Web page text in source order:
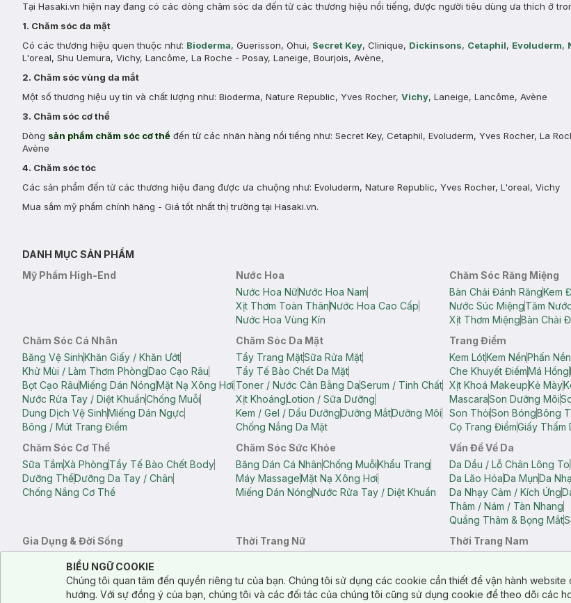
Tại Hasaki.vn hiện nay đang có các dòng chăm sóc da đến từ các thương hiệu nổi tiếng, được người tiêu dùng ưa thích ở
1. Chăm sóc da mặt
Có các thương hiệu quen thuộc như: Bioderma, Guerisson, Ohui, Secret Key, Clinique, Dickinsons, Cetaphil, Evoluderm,
L'oreal, Shu Uemura, Vichy, Lancôme, La Roche - Posay, Laneige, Bourjois, Avène,
2. Chăm sóc vùng da mắt
Một số thương hiệu uy tín và chất lượng như: Bioderma, Nature Republic, Yves Rocher, Vichy, Laneige, Lancôme, Avène
3. Chăm sóc cơ thể
Dòng sản phẩm chăm sóc cơ thể đến từ các nhãn hàng nổi tiếng như: Secret Key, Cetaphil, Evoluderm, Yves Rocher, La
Avène
4. Chăm sóc tóc
Các sản phẩm đến từ các thương hiệu đang được ưa chuộng như: Evoluderm, Nature Republic, Yves Rocher, L'oreal, Vichy
Mua sắm mỹ phẩm chính hãng - Giá tốt nhất thị trường tại Hasaki.vn.
DANH MỤC SẢN PHẨM
Mỹ Phẩm High-End
Nước Hoa
Nước Hoa NữNước Hoa Nam
Xịt Thơm Toàn ThânNước Hoa Cao Cấp
Nước Hoa Vùng Kín
Chăm Sóc Răng Miệng
Bàn Chải Đánh RăngKem
Nước Súc MiệngTăm
Xịt Thơm MiệngBàn Chải
Chăm Sóc Cá Nhân
Băng Vệ SinhKhăn Giấy / Khăn Ướt
Khử Mùi / Làm Thơm PhòngDao Cạo Râu
Bọt Cạo RâuMiếng Dán NóngMặt Nạ Xông Hơi
Nước Rửa Tay / Diệt KhuẩnChống Muỗi
Dung Dịch Vệ SinhMiếng Dán Ngực
Bông / Mút Trang Điểm
Chăm Sóc Da Mặt
Tẩy Trang MặtSữa Rửa Mặt
Tẩy Tế Bào Chết Da Mặt
Toner / Nước Cân Bằng DaSerum / Tinh Chất
Xịt KhoángLotion / Sữa Dưỡng
Kem / Gel / Dầu DưỡngDưỡng MắtDưỡng Môi
Chống Nắng Da Mặt
Trang Điểm
Kem LótKem NềnPhấn Nền
Che Khuyết ĐiểmMá Hồng
Xịt Khoá MakeupKẻ Mày
MascaraSon Dưỡng Môi
Son ThỏiSon BóngBông
Cọ Trang ĐiểmGiấy Thấm
Chăm Sóc Cơ Thể
Sữa TắmXà PhòngTẩy Tế Bào Chết Body
Dưỡng ThểDưỡng Da Tay / Chân
Chống Nắng Cơ Thể
Chăm Sóc Sức Khỏe
Băng Dán Cá NhânChống MuỗiKhẩu Trang
Máy MassageMặt Nạ Xông Hơi
Miếng Dán NóngNước Rửa Tay / Diệt Khuẩn
Vấn Đề Về Da
Da Dầu / Lỗ Chân Lông To
Da Lão HóaDa MụnDa
Da Nhạy Cảm / Kích Ứng
Thâm / Nám / Tàn Nhang
Quầng Thâm & Bọng Mắt
Gia Dụng & Đời Sống
Bông Tắm / Phụ Kiện Tắm
Phụ Kiện Điện Thoại Quạt Cầm Tay / Quạt Mini
Khử Mùi / Làm Thơm PhòngNước GiặtNước Xả
Thời Trang Nữ
Quần Lót NữQuần Short Nữ
Thời Trang Nam
Cookie Consent
Notice about cookies usage
BIỂU NGỮ COOKIE
Chúng tôi quan tâm đến quyền riêng tư của bạn. Chúng tôi sử dụng các cookie cần thiết để vận hành
hướng. Với sự đồng ý của bạn, chúng tôi và các đối tác của chúng tôi cũng sử dụng cookie để theo dõi các